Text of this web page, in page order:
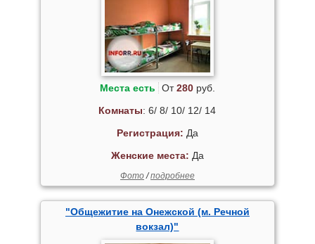
Места есть От280руб.
Комнаты: 6/ 8/ 10/ 12/ 14
Регистрация: Да
Женские места: Да
Фото/подробнее
"Общежитие на Онежской (м. Речной
вокзал)"